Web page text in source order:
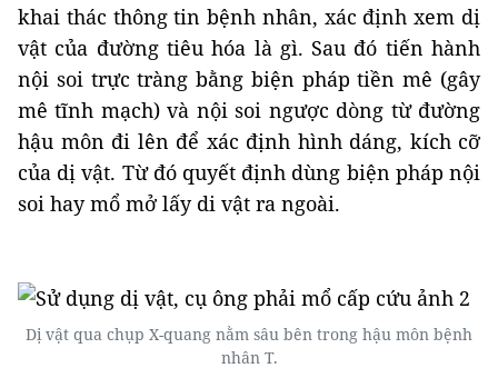
khai thác thông tin bệnh nhân, xác định xem dị
vật của đường tiêu hóa là gì. Sau đó tiến hành
nội soi trực tràng bằng biện pháp tiền mê (gây
mê tĩnh mạch) và nội soi ngược dòng từ đường
hậu môn đi lên để xác định hình dáng, kích cỡ
của dị vật. Từ đó quyết định dùng biện pháp nội
soi hay mổ mở lấy di vật ra ngoài.
Dị vật qua chụp X-quang nằm sâu bên trong hậu môn bệnh
nhân T.